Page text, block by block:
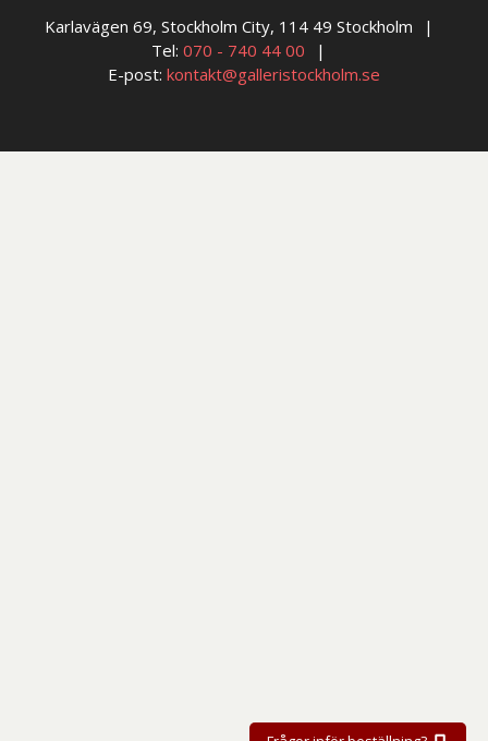
Karlavägen 69, Stockholm City, 114 49 Stockholm
Tel: 070 - 740 44 00
E-post: kontakt@galleristockholm.se